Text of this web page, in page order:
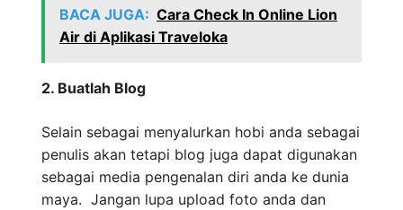
BACA JUGA: Cara Check In Online Lion
Air di Aplikasi Traveloka
2. Buatlah Blog
Selain sebagai menyalurkan hobi anda sebagai
penulis akan tetapi blog juga dapat digunakan
sebagai media pengenalan diri anda ke dunia
maya. Jangan lupa upload foto anda dan